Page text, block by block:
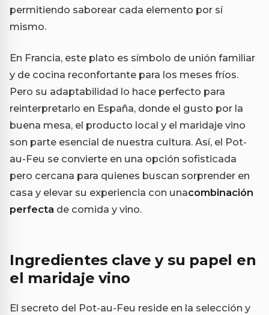
permitiendo saborear cada elemento por sí
mismo.
En Francia, este plato es símbolo de unión familiar
y de cocina reconfortante para los meses fríos.
Pero su adaptabilidad lo hace perfecto para
reinterpretarlo en España, donde el gusto por la
buena mesa, el producto local y el maridaje vino
son parte esencial de nuestra cultura. Así, el Pot-
au-Feu se convierte en una opción sofisticada
pero cercana para quienes buscan sorprender en
casa y elevar su experiencia con unacombinación
perfecta de comida y vino.
Ingredientes clave y su papel en
el maridaje vino
El secreto del Pot-au-Feu reside en la selección y